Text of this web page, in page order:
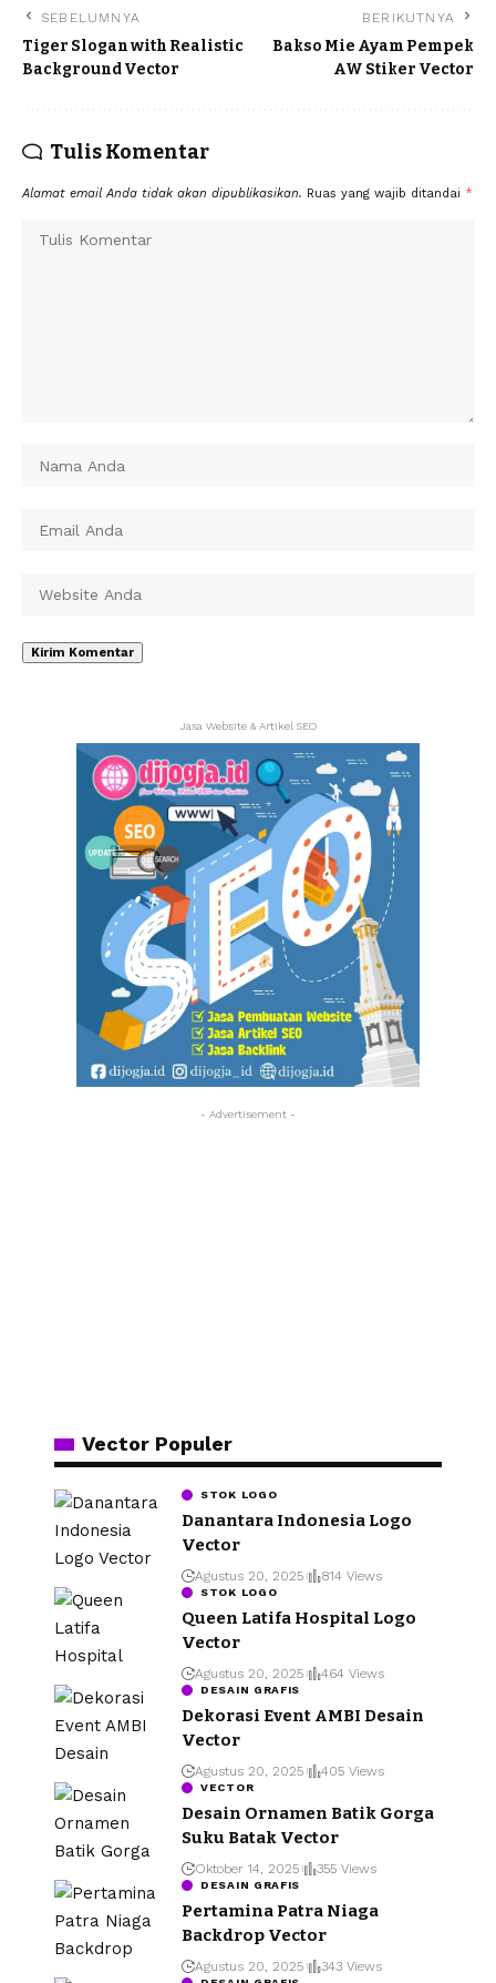
SEBELUMNYA
Tiger Slogan with Realistic
Background Vector
BERIKUTNYA
Bakso Mie Ayam Pempek
AW Stiker Vector
Tulis Komentar
Alamat email Anda tidak akan dipublikasikan. Ruas yang wajib ditandai *
Jasa Website & Artikel SEO
- Advertisement -
Vector Populer
STOK LOGO
Danantara Indonesia Logo
Vector
Agustus 20, 2025 814 Views
STOK LOGO
Queen Latifa Hospital Logo
Vector
Agustus 20, 2025 464 Views
DESAIN GRAFIS
Dekorasi Event AMBI Desain
Vector
Agustus 20, 2025 405 Views
VECTOR
Desain Ornamen Batik Gorga
Suku Batak Vector
Oktober 14, 2025 355 Views
DESAIN GRAFIS
Pertamina Patra Niaga
Backdrop Vector
Agustus 20, 2025 343 Views